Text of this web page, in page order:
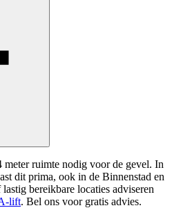
ruimte nodig voor de gevel. In
dit prima, ook in de Binnenstad en
bereikbare locaties adviseren
lift. Bel ons voor gratis advies.